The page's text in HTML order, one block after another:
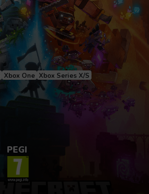
Xbox One Xbox Series X/S
PEGI